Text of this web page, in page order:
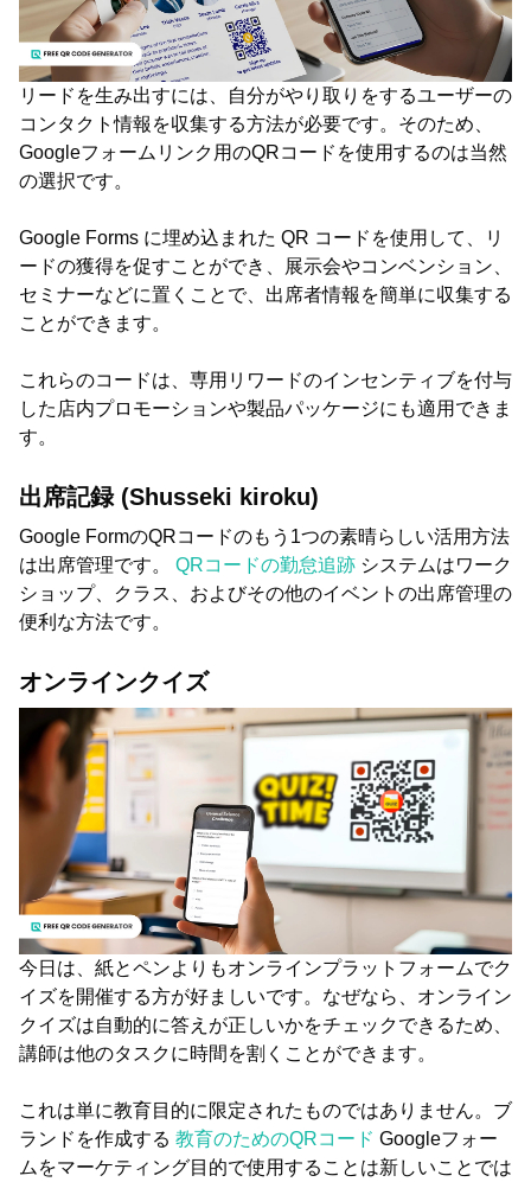
リードを生み出すには、自分がやり取りをするユーザーの
コンタクト情報を収集する方法が必要です。そのため、
Googleフォームリンク用のQRコードを使用するのは当然
の選択です。
Google Forms に埋め込まれた QR コードを使用して、リ
ードの獲得を促すことができ、展示会やコンベンション、
セミナーなどに置くことで、出席者情報を簡単に収集する
ことができます。
これらのコードは、専用リワードのインセンティブを付与
した店内プロモーションや製品パッケージにも適用できま
す。
出席記録 (Shusseki kiroku)
Google FormのQRコードのもう1つの素晴らしい活用方法
は出席管理です。 QRコードの勤怠追跡 システムはワーク
ショップ、クラス、およびその他のイベントの出席管理の
便利な方法です。
オンラインクイズ
今日は、紙とペンよりもオンラインプラットフォームでク
イズを開催する方が好ましいです。なぜなら、オンライン
クイズは自動的に答えが正しいかをチェックできるため、
講師は他のタスクに時間を割くことができます。
これは単に教育目的に限定されたものではありません。ブ
ランドを作成する 教育のためのQRコード Googleフォー
ムをマーケティング目的で使用することは新しいことでは